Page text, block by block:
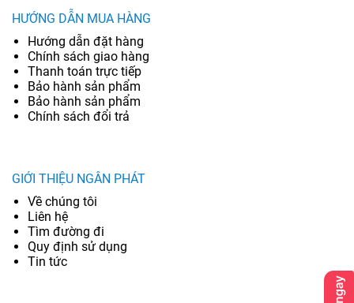
HƯỚNG DẪN MUA HÀNG
Hướng dẫn đặt hàng
Chính sách giao hàng
Thanh toán trực tiếp
Bảo hành sản phẩm
Bảo hành sản phẩm
Chính sách đổi trả
GIỚI THIỆU NGÂN PHÁT
Về chúng tôi
Liên hệ
Tìm đường đi
Quy định sử dụng
Tin tức